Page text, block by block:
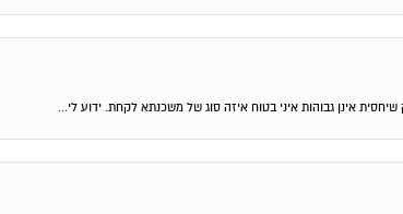
אינן גבוהות איני בטוח איזה סוג של משכנתא לקחת. ידוע לי...